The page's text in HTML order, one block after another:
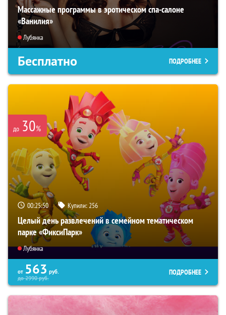
Массажные программы в эротическом спа-салоне
«Ванилия»
Лубянка
Бесплатно ПОДРОБНЕЕ
до 30%
00:25:49 Купили:256
Целый день развлечений в семейном тематическом
парке «ФиксиПарк»
Лубянка
от 563 руб.
до2990руб.
ПОДРОБНЕЕ